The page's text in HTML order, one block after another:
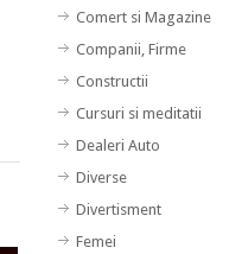
Comert si Magazine
Companii, Firme
Constructii
Cursuri si meditatii
Dealeri Auto
Diverse
Divertisment
Femei